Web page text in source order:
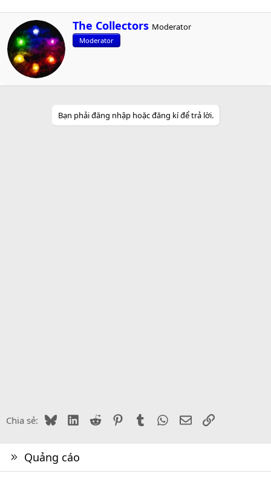
W
r
i
n
The Collectors Moderator
Moderator
Bạn phải đăng nhập hoặc đăng kí để trả lời.
Chia sẻ: BlueskyLinkedIn
Reddit PinterestTumblr WhatsApp
EmailLink
Quảng cáo